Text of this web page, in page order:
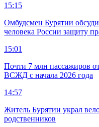
15:15
Омбудсмен Бурятии
человека России защиту
15:01
Почти 7 млн пассажиров
ВСЖД с начала 2026 года
14:57
Житель Бурятии украл
родственников